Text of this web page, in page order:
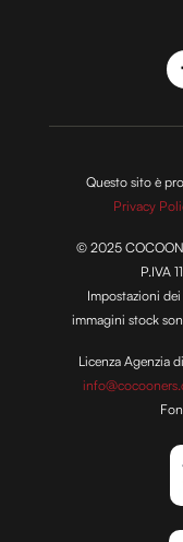
Questo sito è
Privacy
© 2025
P.IVA
Impostazioni
immagini stock
Licenza Agenzia